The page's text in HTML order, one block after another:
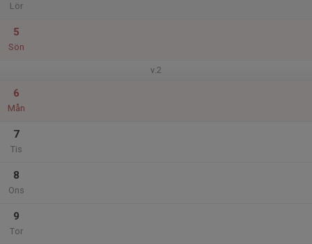
Lör
5
Sön
v.2
6
Mån
7
Tis
8
Ons
9
Tor